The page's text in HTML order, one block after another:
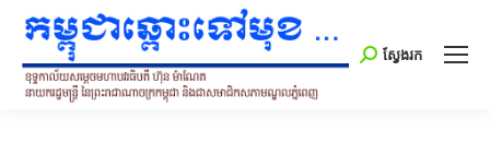
Search:
ស្វែងរក